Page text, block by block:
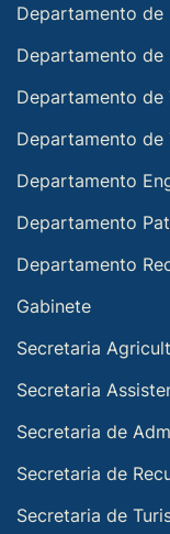
Departamento de
Departamento de
Departamento de
Departamento de
Departamento
Departamento
Departamento
Gabinete
Secretaria
Secretaria
Secretaria de
Secretaria de
Secretaria de